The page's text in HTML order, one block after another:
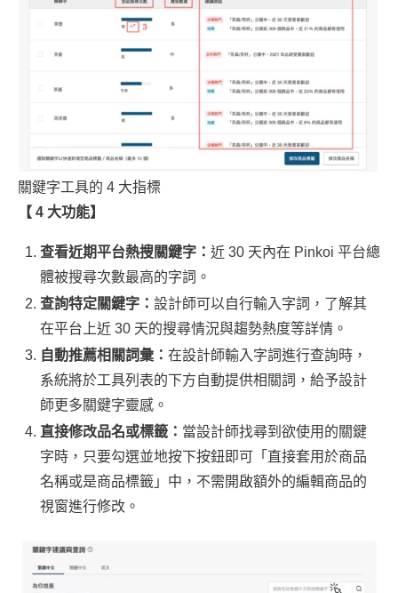
關鍵字工具的 4 大指標
【 4 大功能】
查看近期平台熱搜關鍵字： 近 30 天內在 Pinkoi 平台總
體被搜尋次數最高的字詞。
查詢特定關鍵字： 設計師可以自行輸入字詞，了解其
在平台上近 30 天的搜尋情況與趨勢熱度等詳情。
自動推薦相關詞彙： 在設計師輸入字詞進行查詢時，
系統將於工具列表的下方自動提供相關詞，給予設計
師更多關鍵字靈感。
直接修改品名或標籤： 當設計師找尋到欲使用的關鍵
字時，只要勾選並地按下按鈕即可「直接套用於商品
名稱或是商品標籤」中，不需開啟額外的編輯商品的
視窗進行修改。